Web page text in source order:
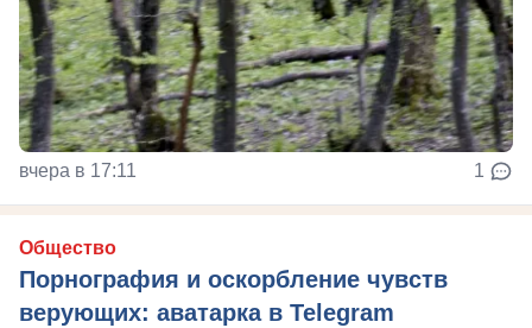
вчера в 17:11 1
Общество
Порнография и оскорбление чувств
верующих: аватарка в Telegram